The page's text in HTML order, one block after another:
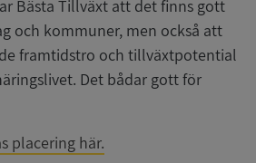
Bästa Tillväxt att det finns gott
och kommuner, men också att
framtidstro och tillväxtpotential
Det bådar gott för
placering här.